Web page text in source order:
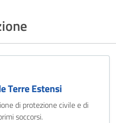
Terre Estensi
di protezione civile e di
soccorsi.